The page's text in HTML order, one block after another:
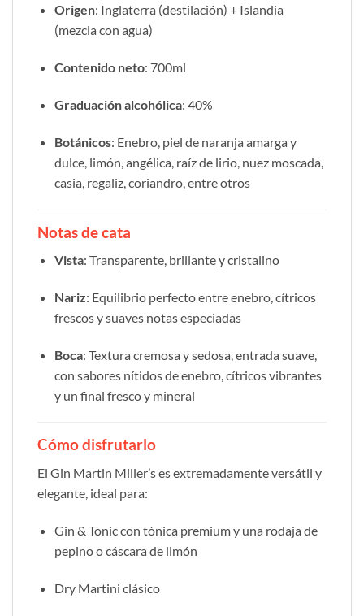
Origen: Inglaterra (destilación) + Islandia
(mezcla con agua)
Contenido neto: 700ml
Graduación alcohólica: 40%
Botánicos: Enebro, piel de naranja amarga y
dulce, limón, angélica, raíz de lirio, nuez moscada,
casia, regaliz, coriandro, entre otros
Notas de cata
Vista: Transparente, brillante y cristalino
Nariz: Equilibrio perfecto entre enebro, cítricos
frescos y suaves notas especiadas
Boca: Textura cremosa y sedosa, entrada suave,
con sabores nítidos de enebro, cítricos vibrantes
y un final fresco y mineral
Cómo disfrutarlo
El Gin Martin Miller’s es extremadamente versátil y
elegante, ideal para:
Gin & Tonic con tónica premium y una rodaja de
pepino o cáscara de limón
Dry Martini clásico